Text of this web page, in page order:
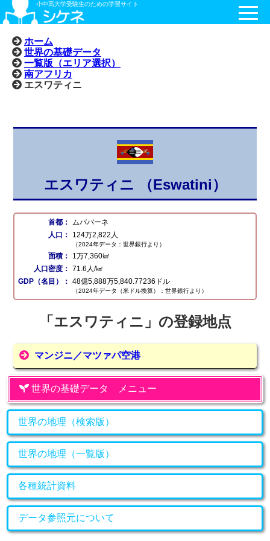
小中高大学受験生のための学習サイト
ホーム
世界の基礎データ
一覧版（エリア選択）
南アフリカ
エスワティニ
エスワティニ （Eswatini）
首都： ムババーネ
人口：
124万2,822人
（2024年データ：世界銀行より）
面積：
1万7,360㎢
人口密度： 71.6人/㎢
GDP（名目）： 48億5,888万5,840.77236ドル
（2024年データ（米ドル換算）：世界銀行より）
「エスワティニ」の登録地点
マンジニ／マツァパ空港
世界の基礎データ メニュー
世界の地理（検索版）
世界の地理（一覧版）
各種統計資料
データ参照元について